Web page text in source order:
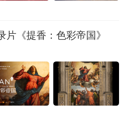
片《提香：色彩帝国》